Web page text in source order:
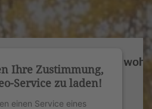
Ihre Zustimmung,
Service zu laden!
einen Service eines